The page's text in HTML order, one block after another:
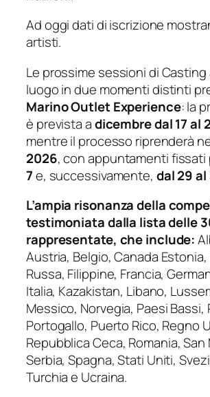
Ad oggi dati di iscrizione
artisti.
Le prossime sessioni di Casting
luogo in due momenti distinti
Marino Outlet Experience: la
è prevista adicembredal 17 al
mentre il processo riprenderà
2026, con appuntamenti fissati
7e, successivamente, dal 29 al
L’ampia risonanza della
testimoniata dalla lista delle
rappresentate, che include:
Austria, Belgio, Canada
Russa, Filippine, Francia,
Italia, Kazakistan, Libano,
Messico, Norvegia, Paesi Bassi,
Portogallo, Puerto Rico, Regno
Repubblica Ceca, Romania, San
Serbia, Spagna, Stati Uniti,
Turchia e Ucraina.